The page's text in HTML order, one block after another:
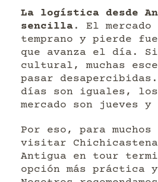
La logística desde
sencilla . El mercado
temprano y pierde
que avanza el día.
cultural, muchas
pasar
días son iguales,
mercado son jueves y
Por eso, para
visitar
Antigua en tour
opción más práctica